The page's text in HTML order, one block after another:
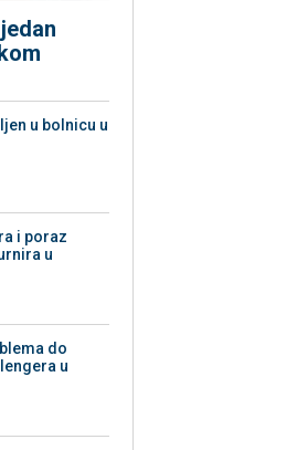
u bolnicu u
i poraz
u
do
u